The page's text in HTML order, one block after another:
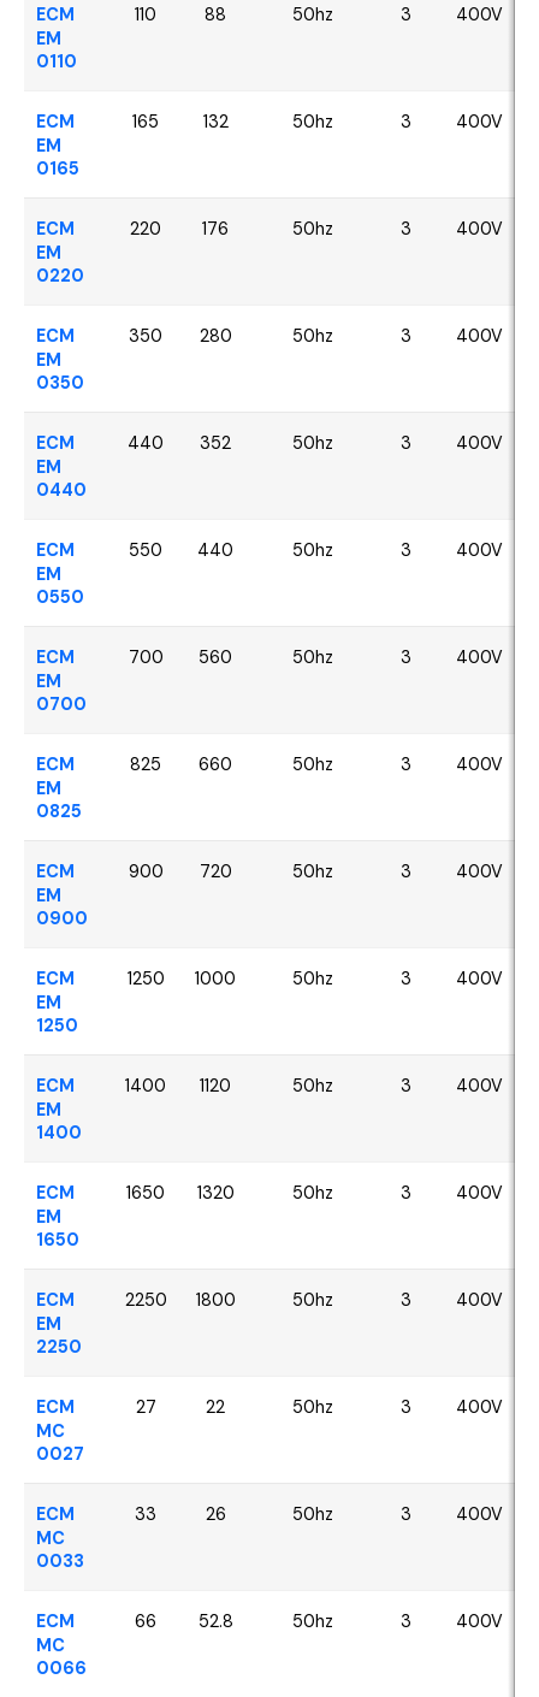
ECM
EM
0110
110 88 50hz 3 400V
ECM
EM
0165
165 132 50hz 3 400V
ECM
EM
0220
220 176 50hz 3 400V
ECM
EM
0350
350 280 50hz 3 400V
ECM
EM
0440
440 352 50hz 3 400V
ECM
EM
0550
550 440 50hz 3 400V
ECM
EM
0700
700 560 50hz 3 400V
ECM
EM
0825
825 660 50hz 3 400V
ECM
EM
0900
900 720 50hz 3 400V
ECM
EM
1250
1250 1000 50hz 3 400V
ECM
EM
1400
1400 1120 50hz 3 400V
ECM
EM
1650
1650 1320 50hz 3 400V
ECM
EM
2250
2250 1800 50hz 3 400V
ECM
MC
0027
27 22 50hz 3 400V
ECM
MC
0033
33 26 50hz 3 400V
ECM
MC
0066
66 52.8 50hz 3 400V